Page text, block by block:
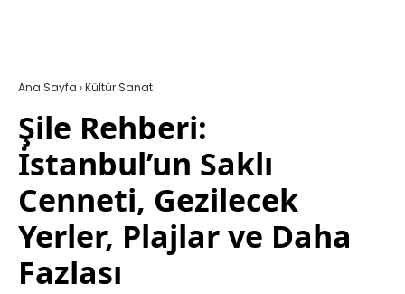
Ana Sayfa ›Kültür Sanat
Şile Rehberi:
İstanbul’un Saklı
Cenneti, Gezilecek
Yerler, Plajlar ve Daha
Fazlası